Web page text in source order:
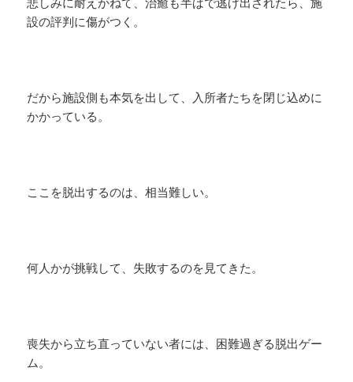
設の評判に傷がつく。
だから施設側も本気を出して、入所者たちを閉じ込めに
かかっている。
ここを脱出するのは、相当難しい。
何人かが挑戦して、失敗するのを見てきた。
喪失から立ち直っていない者には、困難過ぎる脱出ゲー
ム。